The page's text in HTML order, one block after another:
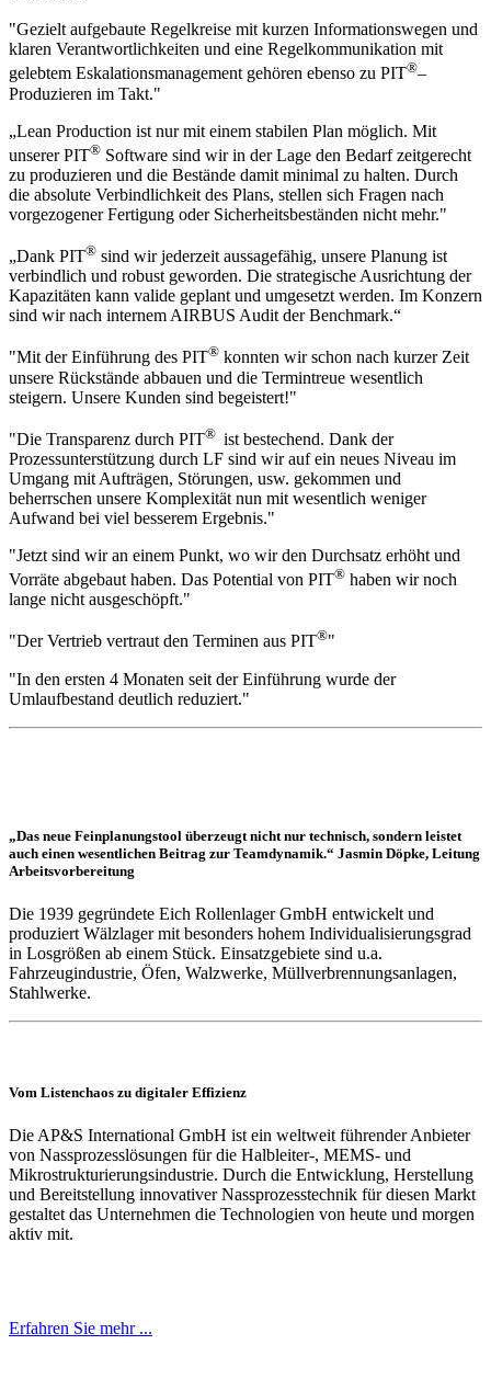
"Gezielt aufgebaute Regelkreise mit kurzen Informationswegen und
klaren Verantwortlichkeiten und eine Regelkommunikation mit
gelebtem Eskalationsmanagement gehören ebenso zu PIT®–
Produzieren im Takt."
„Lean Production ist nur mit einem stabilen Plan möglich. Mit
unserer PIT® Software sind wir in der Lage den Bedarf zeitgerecht
zu produzieren und die Bestände damit minimal zu halten. Durch
die absolute Verbindlichkeit des Plans, stellen sich Fragen nach
vorgezogener Fertigung oder Sicherheitsbeständen nicht mehr."
„Dank PIT® sind wir jederzeit aussagefähig, unsere Planung ist
verbindlich und robust geworden. Die strategische Ausrichtung der
Kapazitäten kann valide geplant und umgesetzt werden. Im Konzern
sind wir nach internem AIRBUS Audit der Benchmark.“
"Mit der Einführung des PIT® konnten wir schon nach kurzer Zeit
unsere Rückstände abbauen und die Termintreue wesentlich
steigern. Unsere Kunden sind begeistert!"
"Die Transparenz durch PIT® ist bestechend. Dank der
Prozessunterstützung durch LF sind wir auf ein neues Niveau im
Umgang mit Aufträgen, Störungen, usw. gekommen und
beherrschen unsere Komplexität nun mit wesentlich weniger
Aufwand bei viel besserem Ergebnis."
"Jetzt sind wir an einem Punkt, wo wir den Durchsatz erhöht und
Vorräte abgebaut haben. Das Potential von PIT® haben wir noch
lange nicht ausgeschöpft."
"Der Vertrieb vertraut den Terminen aus PIT®"
"In den ersten 4 Monaten seit der Einführung wurde der
Umlaufbestand deutlich reduziert."
„Das neue Feinplanungstool überzeugt nicht nur technisch, sondern leistet
auch einen wesentlichen Beitrag zur Teamdynamik.“ Jasmin Döpke, Leitung
Arbeitsvorbereitung
Die 1939 gegründete Eich Rollenlager GmbH entwickelt und
produziert Wälzlager mit besonders hohem Individualisierungsgrad
in Losgrößen ab einem Stück. Einsatzgebiete sind u.a.
Fahrzeugindustrie, Öfen, Walzwerke, Müllverbrennungsanlagen,
Stahlwerke.
Vom Listenchaos zu digitaler Effizienz
Die AP&S International GmbH ist ein weltweit führender Anbieter
von Nassprozesslösungen für die Halbleiter-, MEMS- und
Mikrostrukturierungsindustrie. Durch die Entwicklung, Herstellung
und Bereitstellung innovativer Nassprozesstechnik für diesen Markt
gestaltet das Unternehmen die Technologien von heute und morgen
aktiv mit.
Erfahren Sie mehr ...